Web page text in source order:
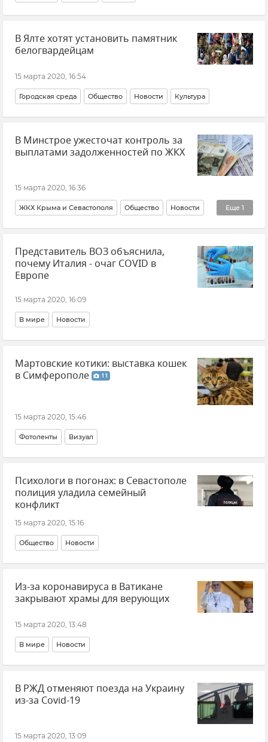
В Ялте хотят установить памятник
белогвардейцам
15 марта 2020, 16:54
Городская среда Общество Новости Культура
В Минстрое ужесточат контроль за
выплатами задолженностей по ЖКХ
15 марта 2020, 16:36
Еще 1
ЖКХ Крыма и Севастополя Общество Новости
Экономика
Представитель ВОЗ объяснила,
почему Италия - очаг COVID в
Европе
15 марта 2020, 16:09
В мире Новости
Мартовские котики: выставка кошек
в Симферополе
11
15 марта 2020, 15:46
Фотоленты Визуал
Психологи в погонах: в Севастополе
полиция уладила семейный
конфликт
15 марта 2020, 15:16
Общество Новости
Из-за коронавируса в Ватикане
закрывают храмы для верующих
15 марта 2020, 13:48
В мире Новости
В РЖД отменяют поезда на Украину
из-за Covid-19
15 марта 2020, 13:09